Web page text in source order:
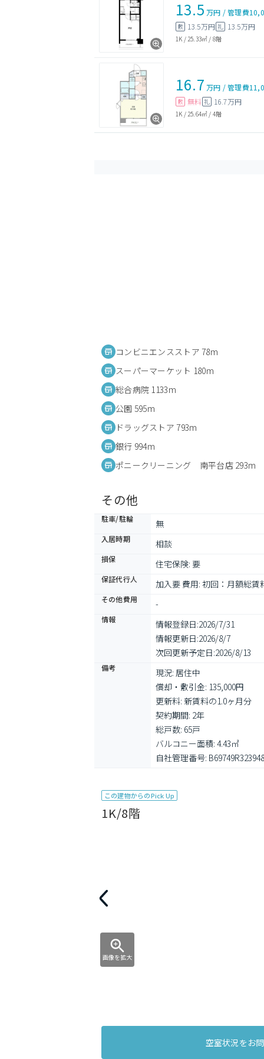
13.5 万円 /管理費
敷 13.5万円 礼 13.5万円
1K / 25.33㎡ / 8階
16.7 万円 /管理費
敷 無料 礼 16.7万円
1K / 25.64㎡ / 4階
コンビニエンスストア 78m
スーパーマーケット 180m
総合病院 1133m
公園 595m
ドラッグストア 793m
銀行 994m
ポニークリーニング 南平台店 293m
その他
駐車/駐輪 無
入居時期 相談
損保 住宅保険: 要
保証代行人 加入要 費用: 初回：月額総賃
その他費用 -
情報 情報登録日:2026/7/31
情報更新日:2026/8/7
次回更新予定日:2026/8/13
備考
現況: 居住中
償却・敷引金: 135,000円
更新料: 新賃料の1.0ヶ月分
契約期間: 2年
総戸数: 65戸
バルコニー面積: 4.43㎡
自社管理番号: B69749R323948
この建物からのPick Up
1K/8階
画像を拡大
空室状況をお